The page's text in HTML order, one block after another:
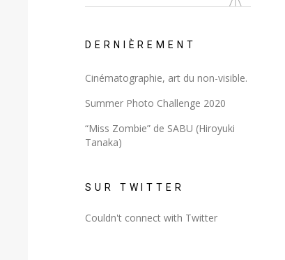
for:
DERNIÈREMENT
Cinématographie, art du non-visible.
Summer Photo Challenge 2020
“Miss Zombie” de SABU (Hiroyuki
Tanaka)
SUR TWITTER
Couldn't connect with Twitter